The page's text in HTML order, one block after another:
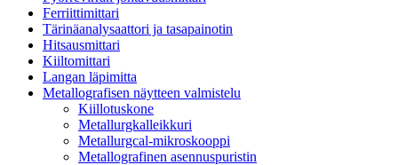
Ferriittimittari
Tärinäanalysaattori ja tasapainotin
Hitsausmittari
Kiiltomittari
Langan läpimitta
Metallografisen näytteen valmistelu
Kiillotuskone
Metallurgkalleikkuri
Metallurgcal-mikroskooppi
Metallografinen asennuspuristin